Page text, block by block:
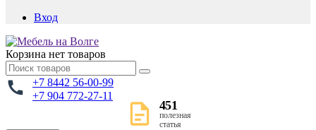
Вход
Корзина нет товаров
+7 8442 56-00-99
+7 904 772-27-11
451
полезная
статья